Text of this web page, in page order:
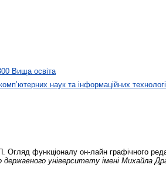
Вища освіта
наук та інформаційних
Огляд функціоналу он-лайн графічного
державного університету імені Михайла